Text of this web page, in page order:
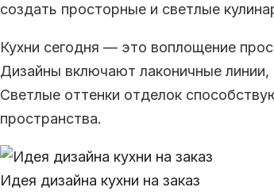
создать просторные и светлые
Кухни сегодня — это воплощение
Дизайны включают лаконичные
Светлые оттенки отделок
пространства.
Идея дизайна кухни на заказ